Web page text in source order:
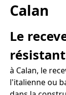
Calan
Le
à Calan, le
l'italienne ou